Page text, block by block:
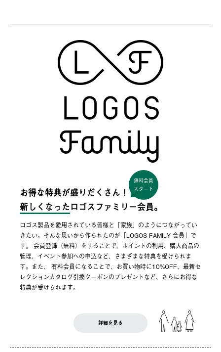
お得な特典が盛りだくさん！
無料会員
スタート
新しくなった ロゴスファミリー会員。
ロゴス製品を愛用されている皆様と「家族」のようにつながってい
きたい。そんな思いから作られたのが「LOGOS FAMILY 会員」で
す。 会員登録（無料）をすることで、ポイントの利用、購入商品の
管理、イベント参加への申込など、さまざまな特典を受けられま
す。また、 有料会員になることで、お買い物時に10%OFF、最新セ
レクションカタログ引換クーポンのプレゼントなど、さらにお得な
特典が受けられます。
詳細を見る